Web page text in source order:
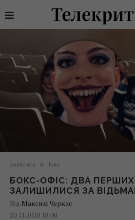
Аналітика Кіно
БОКС-ОФІС: ДВА ПЕРШИХ
ЗАЛИШИЛИСЯ ЗА
Від Максим Черкас
20.11.2020 18:00